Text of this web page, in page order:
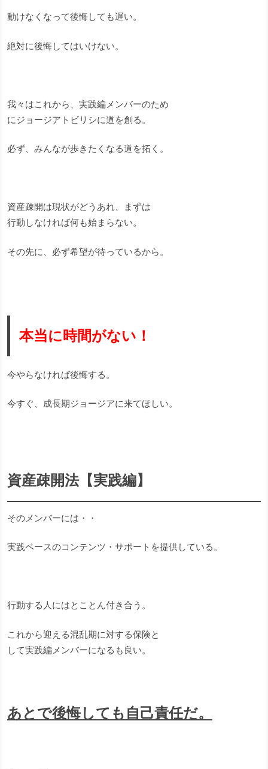
動けなくなって後悔しても遅い。
絶対に後悔してはいけない。
我々はこれから、実践編メンバーのため
にジョージアトビリシに道を創る。
必ず、みんなが歩きたくなる道を拓く。
資産疎開は現状がどうあれ、まずは
行動しなければ何も始まらない。
その先に、必ず希望が待っているから。
本当に時間がない！
今やらなければ後悔する。
今すぐ、成長期ジョージアに来てほしい。
資産疎開法【実践編】
そのメンバーには・・
実践ベースのコンテンツ・サポートを提供している。
行動する人にはとことん付き合う。
これから迎える混乱期に対する保険と
して実践編メンバーになるも良い。
あとで後悔しても自己責任だ。